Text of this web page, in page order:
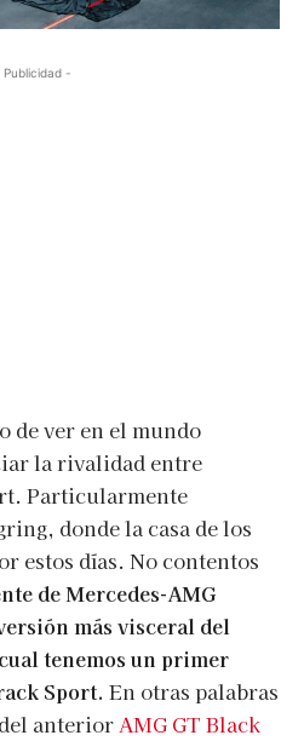
Publicidad -
de ver en el mundo
la rivalidad entre
Particularmente
donde la casa de los
estos días. No contentos
de Mercedes-AMG
más visceral del
tenemos un primer
Sport. En otras palabras
anteriorAMG GT Black